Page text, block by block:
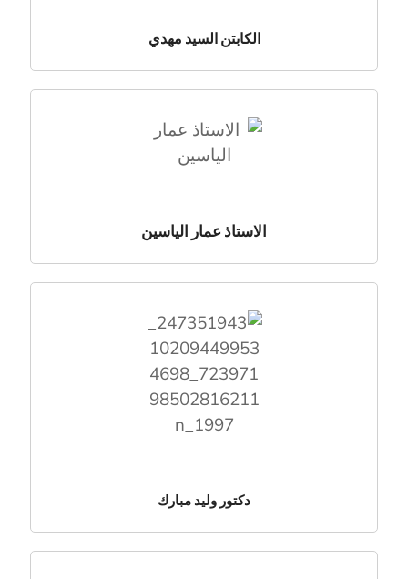
الكابتن السيد مهدي
الاستاذ عمار الياسين
دكتور وليد مبارك